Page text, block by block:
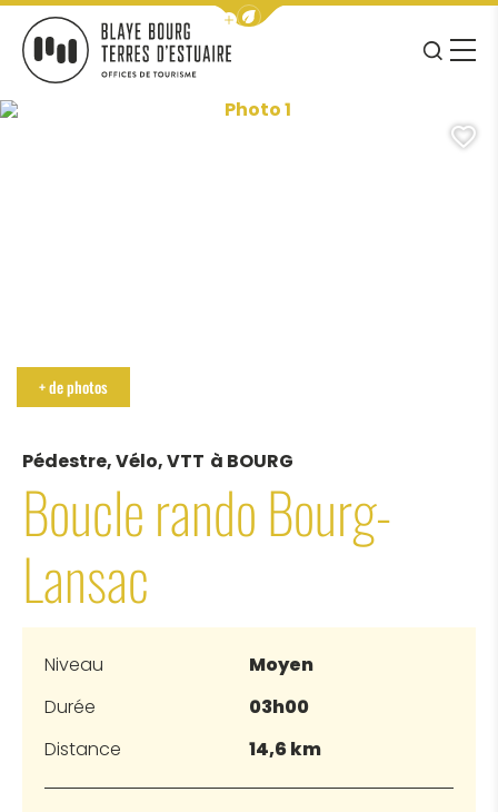
Afficher la barre de navigation
BLAYE BOURG TERRES D&#039;ESTUAIRE
JE
MENU
Pédestre, Vélo, VTT à BOURG
Boucle rando Bourg-
Lansac
Photo 1,
+ de photos
Niveau
Moyen
Durée
03h00
Distance
14,6 km